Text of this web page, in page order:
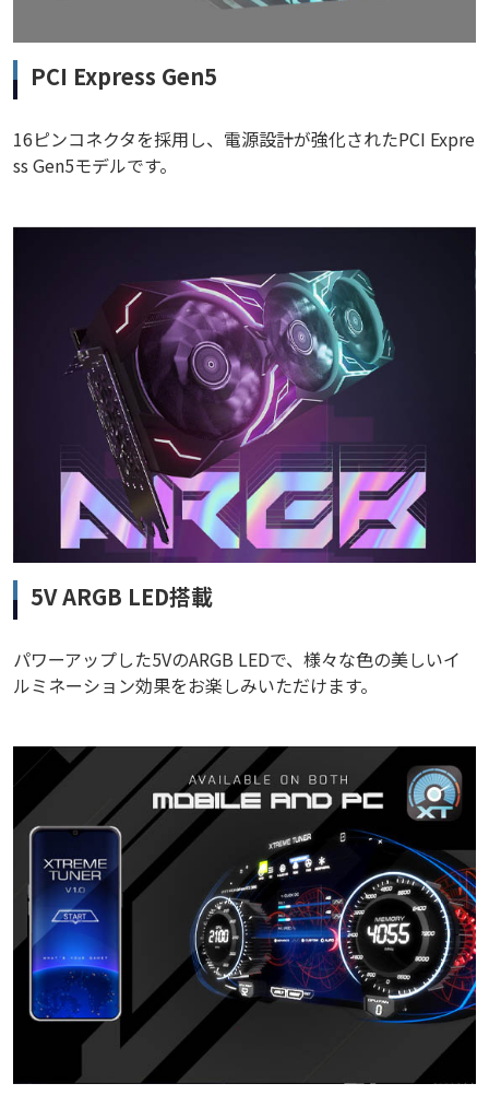
PCI Express Gen5
16ピンコネクタを採用し、電源設計が強化されたPCI Expre
ss Gen5モデルです。
5V ARGB LED搭載
パワーアップした5VのARGB LEDで、様々な色の美しいイ
ルミネーション効果をお楽しみいただけます。